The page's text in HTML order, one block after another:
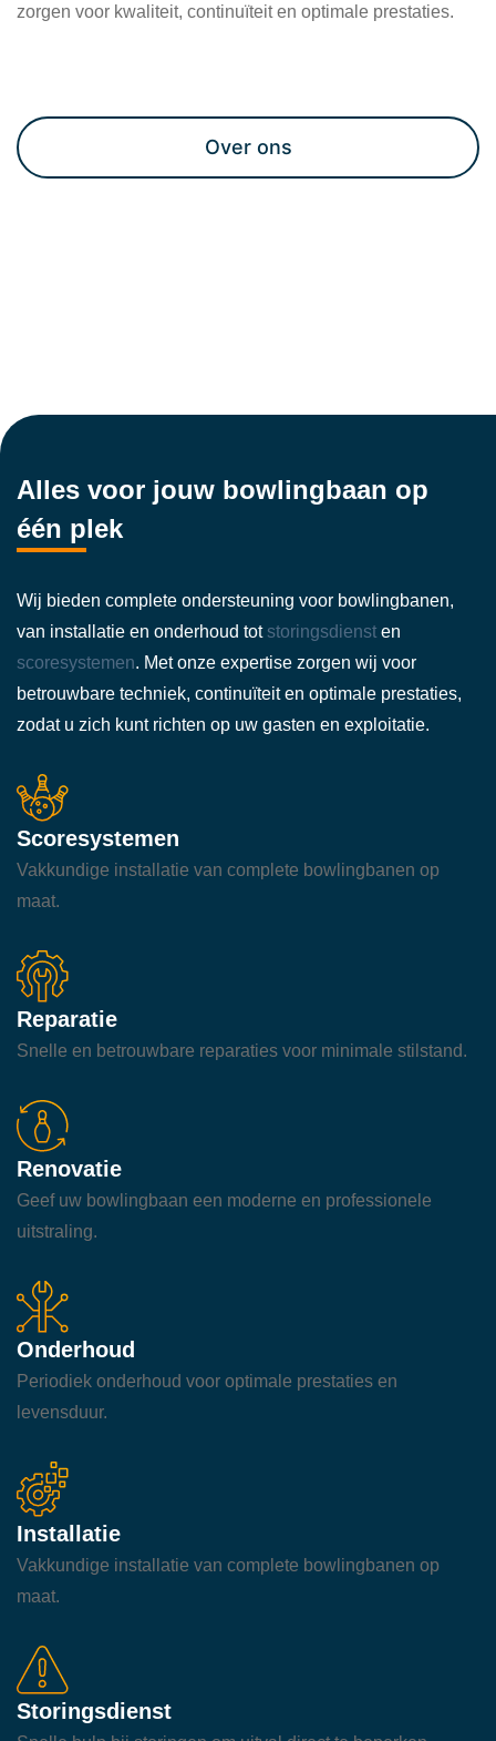
zorgen voor kwaliteit, continuïteit en optimale prestaties.
Over ons
Alles voor jouw bowlingbaan op
één plek
Wij bieden complete ondersteuning voor bowlingbanen,
van installatie en onderhoud tot storingsdienst en
scoresystemen. Met onze expertise zorgen wij voor
betrouwbare techniek, continuïteit en optimale prestaties,
zodat u zich kunt richten op uw gasten en exploitatie.
Scoresystemen
Vakkundige installatie van complete bowlingbanen op
maat.
Reparatie
Snelle en betrouwbare reparaties voor minimale stilstand.
Renovatie
Geef uw bowlingbaan een moderne en professionele
uitstraling.
Onderhoud
Periodiek onderhoud voor optimale prestaties en
levensduur.
Installatie
Vakkundige installatie van complete bowlingbanen op
maat.
Storingsdienst